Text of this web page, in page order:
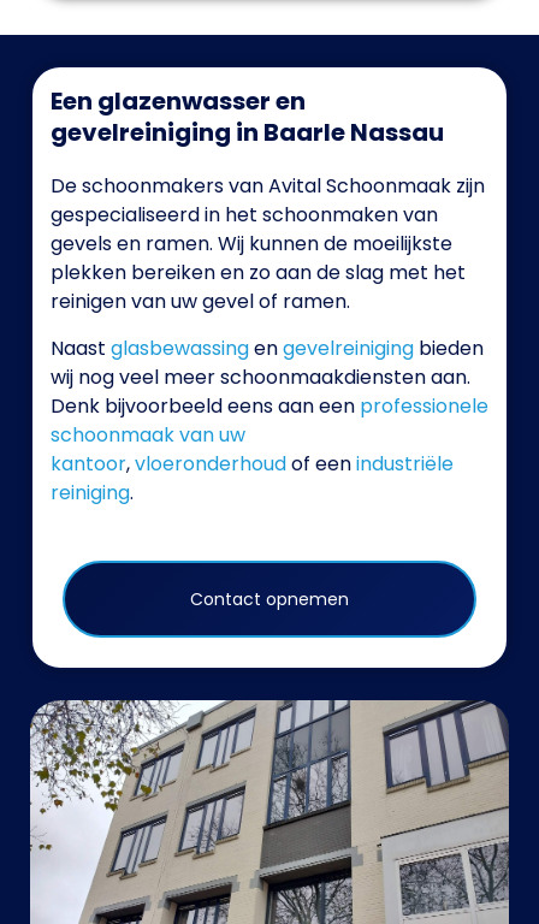
Een glazenwasser en
gevelreiniging in Baarle Nassau
De schoonmakers van Avital Schoonmaak zijn
gespecialiseerd in het schoonmaken van
gevels en ramen. Wij kunnen de moeilijkste
plekken bereiken en zo aan de slag met het
reinigen van uw gevel of ramen.
Naast glasbewassingengevelreiniging bieden
wij nog veel meer schoonmaakdiensten aan.
Denk bijvoorbeeld eens aan een professionele
schoonmaak van uw
kantoor,vloeronderhoudof eenindustriële
reiniging.
Contact opnemen